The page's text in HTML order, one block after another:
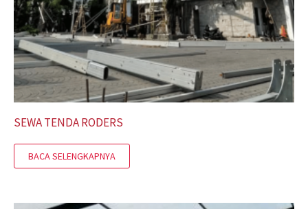
SEWA TENDA RODERS
BACA SELENGKAPNYA